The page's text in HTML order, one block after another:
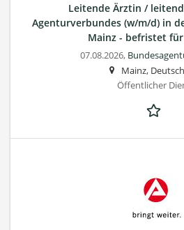
Leitende Ärztin /
Agenturverbundes (w/m/d) in
Mainz - befristet für
07.08.2026,
Mainz,
Öffentlicher